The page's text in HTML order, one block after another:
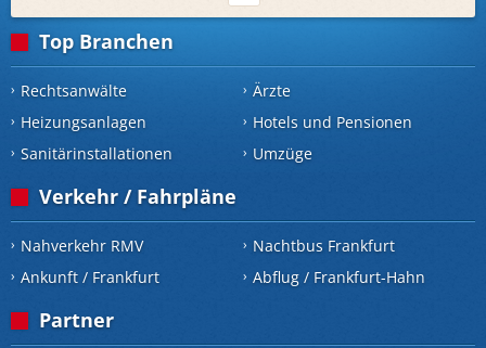
Top Branchen
Rechtsanwälte Ärzte
Heizungsanlagen
Hotels und Pensionen
Sanitärinstallationen
Umzüge
Verkehr / Fahrpläne
Nahverkehr RMV Nachtbus Frankfurt
Ankunft / Frankfurt
Abflug / Frankfurt-Hahn
Partner